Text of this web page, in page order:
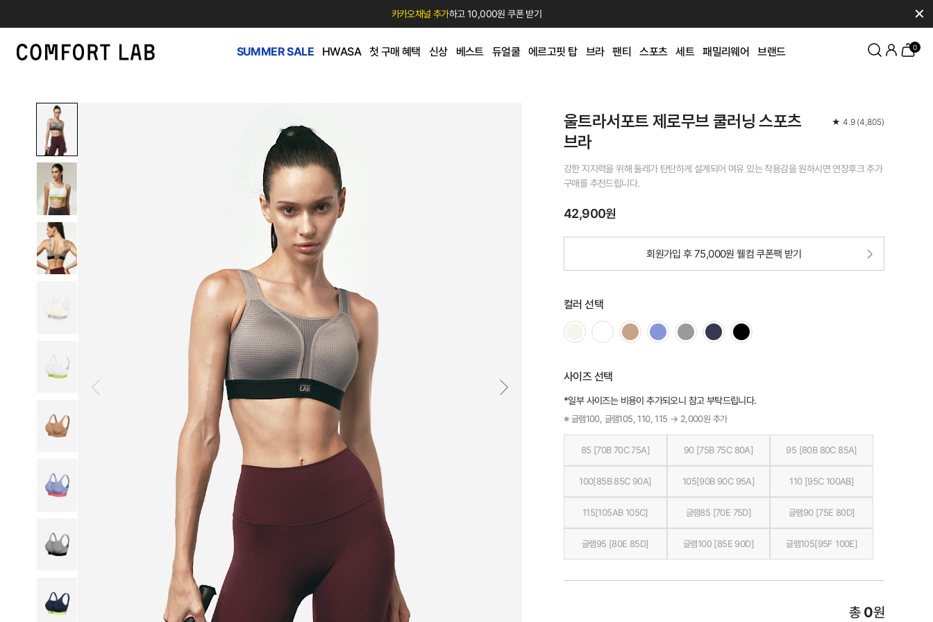
카카오채널 추가하고 10,000원 쿠폰 받기 ✕
SUMMER SALE HWASA 첫 구매 혜택 신상 베스트 듀얼쿨 에르고핏 탑 브라 팬티 스포츠 세트 패밀리웨어 브랜드 0
울트라서포트 제로무브 쿨러닝 스포츠
브라
★ 4.9 (4,805)
강한 지지력을 위해 둘레가 탄탄하게 설계되어 여유 있는 착용감을 원하시면 연장후크 추가
구매를 추천드립니다.
42,900원
회원가입 후 75,000원 웰컴 쿠폰팩 받기
컬러 선택
사이즈 선택
*일부 사이즈는 비용이 추가되오니 참고 부탁드립니다.
※ 글램100, 글램105, 110, 115 → 2,000원 추가
85 [70B 70C 75A] 90 [75B 75C 80A] 95 [80B 80C 85A]
100[85B 85C 90A] 105[90B 90C 95A] 110 [95C 100AB]
115[105AB 105C] 글램85 [70E 75D] 글램90 [75E 80D]
글램95 [80E 85D] 글램100 [85E 90D] 글램105[95F 100E]
총 0원